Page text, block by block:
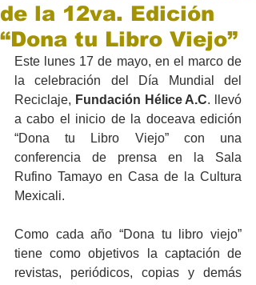
de la 12va. Edición
“Dona tu Libro Viejo”
Este lunes 17 de mayo, en el marco de
la celebración del Día Mundial del
Reciclaje, Fundación Hélice A.C. llevó
a cabo el inicio de la doceava edición
“Dona tu Libro Viejo” con una
conferencia de prensa en la Sala
Rufino Tamayo en Casa de la Cultura
Mexicali.
Como cada año “Dona tu libro viejo”
tiene como objetivos la captación de
revistas, periódicos, copias y demás